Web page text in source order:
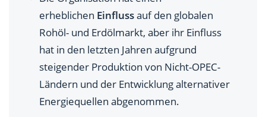
erheblichen Einflussauf den globalen
Rohöl- und Erdölmarkt, aber ihr Einfluss
hat in den letzten Jahren aufgrund
steigender Produktion von Nicht-OPEC-
Ländern und der Entwicklung alternativer
Energiequellen abgenommen.